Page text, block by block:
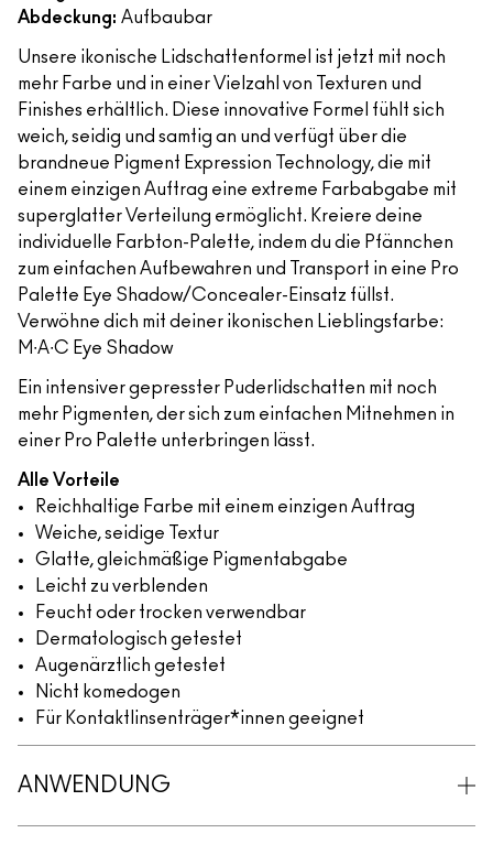
Abdeckung: Aufbaubar
Unsere ikonische Lidschattenformel ist jetzt mit noch
mehr Farbe und in einer Vielzahl von Texturen und
Finishes erhältlich. Diese innovative Formel fühlt sich
weich, seidig und samtig an und verfügt über die
brandneue Pigment Expression Technology, die mit
einem einzigen Auftrag eine extreme Farbabgabe mit
superglatter Verteilung ermöglicht. Kreiere deine
individuelle Farbton-Palette, indem du die Pfännchen
zum einfachen Aufbewahren und Transport in eine Pro
Palette Eye Shadow/Concealer-Einsatz füllst.
Verwöhne dich mit deiner ikonischen Lieblingsfarbe:
M∙A∙C Eye Shadow
Ein intensiver gepresster Puderlidschatten mit noch
mehr Pigmenten, der sich zum einfachen Mitnehmen in
einer Pro Palette unterbringen lässt.
Alle Vorteile
Reichhaltige Farbe mit einem einzigen Auftrag
Weiche, seidige Textur
Glatte, gleichmäßige Pigmentabgabe
Leicht zu verblenden
Feucht oder trocken verwendbar
Dermatologisch getestet
Augenärztlich getestet
Nicht komedogen
Für Kontaktlinsenträger*innen geeignet
ANWENDUNG